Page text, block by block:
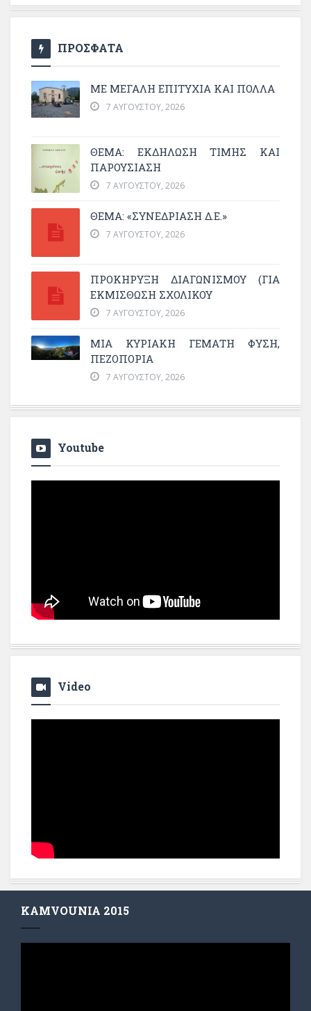
ΠΡΟΣΦΑΤΑ
ΜΕ ΜΕΓΆΛΗ ΕΠΙΤΥΧΊΑ ΚΑΙ ΠΟΛΛΆ
7 ΑΥΓΟΎΣΤΟΥ, 2026
ΘΈΜΑ: ΕΚΔΉΛΩΣΗ ΤΙΜΉΣ ΚΑΙ
ΠΑΡΟΥΣΊΑΣΗ
7 ΑΥΓΟΎΣΤΟΥ, 2026
ΘΕΜΑ: «ΣΥΝΕΔΡΊΑΣΗ Δ.Ε.»
7 ΑΥΓΟΎΣΤΟΥ, 2026
ΠΡΟΚΗΡΥΞΗ ΔΙΑΓΩΝΙΣΜΟΥ (ΓΙΑ
ΕΚΜΊΣΘΩΣΗ ΣΧΟΛΙΚΟΎ
7 ΑΥΓΟΎΣΤΟΥ, 2026
ΜΙΑ ΚΥΡΙΑΚΉ ΓΕΜΆΤΗ ΦΎΣΗ,
ΠΕΖΟΠΟΡΊΑ
7 ΑΥΓΟΎΣΤΟΥ, 2026
Youtube
Video
KAMVOUNIA 2015